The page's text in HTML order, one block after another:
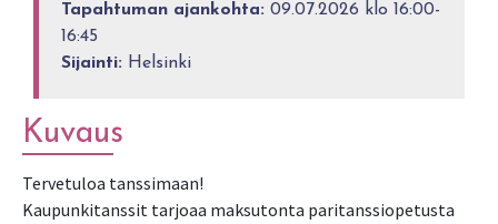
Tapahtuman ajankohta: 09.07.2026 klo 16:00-
16:45
Sijainti: Helsinki
Kuvaus
Tervetuloa tanssimaan!
Kaupunkitanssit tarjoaa maksutonta paritanssiopetusta